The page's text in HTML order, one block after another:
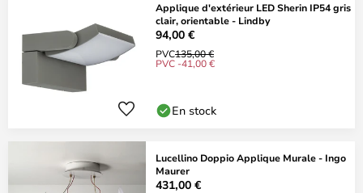
Applique d'extérieur LED Sherin IP54 gris
clair, orientable - Lindby
94,00 €
PVC135,00 €
PVC -41,00 €
En stock
Lucellino Doppio Applique Murale - Ingo
Maurer
431,00 €